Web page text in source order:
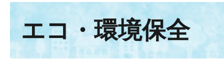
エコ・環境保全